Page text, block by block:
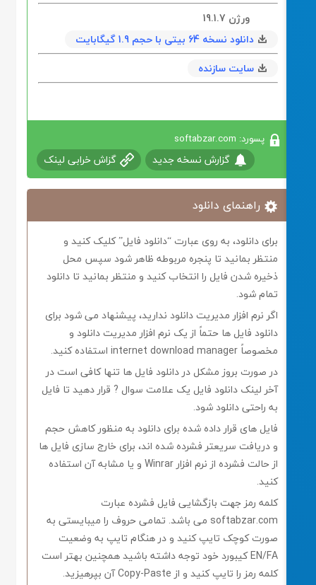
دانلود نسخه 64 بیتی با حجم 1.9 گیگابایت
سایت سازنده
پسورد: softabzar.com
گزارش نسخه جدید گزاش خرابی لینک
راهنمای دانلود
برای دانلود، به روی عبارت “دانلود فایل” کلیک کنید و
منتظر بمانید تا پنجره مربوطه ظاهر شود سپس محل
ذخیره شدن فایل را انتخاب کنید و منتظر بمانید تا دانلود
تمام شود.
اگر نرم افزار مدیریت دانلود ندارید، پیشنهاد می شود برای
دانلود فایل ها حتماً از یک نرم افزار مدیریت دانلود و
مخصوصاً internet download manager استفاده کنید.
در صورت بروز مشکل در دانلود فایل ها تنها کافی است در
آخر لینک دانلود فایل یک علامت سوال ? قرار دهید تا فایل
به راحتی دانلود شود.
فایل های قرار داده شده برای دانلود به منظور کاهش حجم
و دریافت سریعتر فشرده شده اند، برای خارج سازی فایل ها
از حالت فشرده از نرم افزار Winrar و یا مشابه آن استفاده
کلمه رمز جهت بازگشایی فایل فشرده عبارت
softabzar.com می باشد. تمامی حروف را میبایستی به
صورت کوچک تایپ کنید و در هنگام تایپ به وضعیت
EN/FA کیبورد خود توجه داشته باشید همچنین بهتر است
کلمه رمز را تایپ کنید و از Copy-Paste آن بپرهیزید.